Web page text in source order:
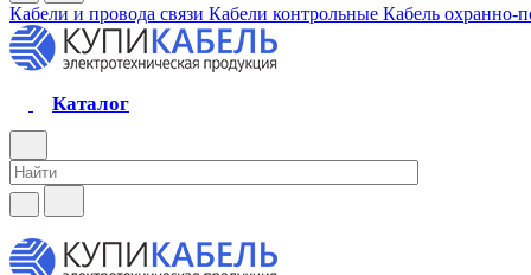
Кабели и провода связи Кабели контрольные Кабель охранно-
Каталог